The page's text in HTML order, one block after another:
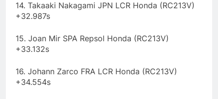
14. Takaaki Nakagami JPN LCR Honda (RC213V)
+32.987s
15. Joan Mir SPA Repsol Honda (RC213V)
+33.132s
16. Johann Zarco FRA LCR Honda (RC213V)
+34.554s